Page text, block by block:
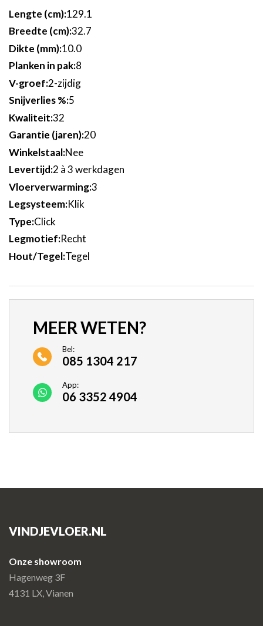
129.1
32.7
10.0
8
2-zijdig
5
32
20
Nee
2 à 3 werkdagen
3
Klik
Click
Recht
Tegel
MEER WETEN?
Bel:
085 1304 217
App:
06 3352 4904
VINDJEVLOER.NL
Onze showroom
Hagenweg 3F
4131 LX, Vianen